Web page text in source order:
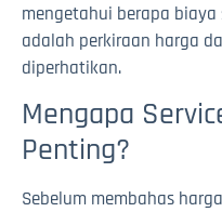
mengetahui berapa
adalah perkiraan harga
diperhatikan.
Mengapa
Penting?
Sebelum membahas